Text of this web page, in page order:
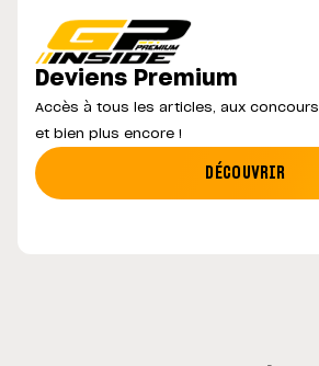
Deviens Premium
Accès à tous les articles, aux concours
et bien plus encore !
DÉCOUVRIR